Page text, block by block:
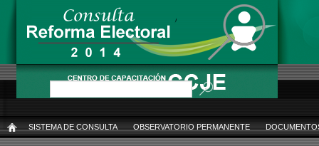
contenido
SISTEMA DE CONSULTA OBSERVATORIO PERMANENTE